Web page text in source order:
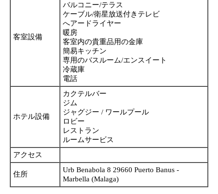
客室設備
バルコニー/テラス
ケーブル/衛星放送付きテレビ
へアードライヤー
暖房
客室内の貴重品用の金庫
簡易キッチン
専用のバスルーム/エンスイート
冷蔵庫
電話
ホテル設備
カクテルバー
ジム
ジャグジー / ワールプール
ロビー
レストラン
ルームサービス
アクセス
住所
Urb Benabola 8 29660 Puerto Banus -
Marbella (Malaga)